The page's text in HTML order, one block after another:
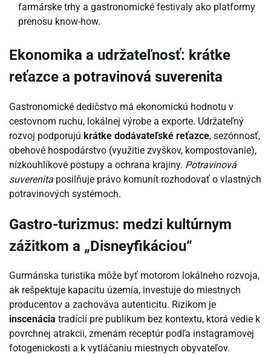
farmárske trhy a gastronomické festivaly ako platformy
prenosu know-how.
Ekonomika a udržateľnosť: krátke
reťazce a potravinová suverenita
Gastronomické dedičstvo má ekonomickú hodnotu v
cestovnom ruchu, lokálnej výrobe a exporte. Udržateľný
rozvoj podporujú krátke dodávateľské reťazce, sezónnosť,
obehové hospodárstvo (využitie zvyškov, kompostovanie),
nízkouhlíkové postupy a ochrana krajiny. Potravinová
suverenita posilňuje právo komunít rozhodovať o vlastných
potravinových systémoch.
Gastro-turizmus: medzi kultúrnym
zážitkom a „Disneyfikáciou“
Gurmánska turistika môže byť motorom lokálneho rozvoja,
ak rešpektuje kapacitu územia, investuje do miestnych
producentov a zachováva autenticitu. Rizikom je
inscenácia tradícií pre publikum bez kontextu, ktorá vedie k
povrchnej atrakcii, zmenám receptúr podľa instagramovej
fotogenickosti a k vytláčaniu miestnych obyvateľov.